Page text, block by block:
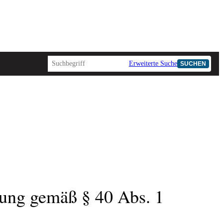
Erweiterte Suche SUCHEN
gemäß § 40 Abs. 1